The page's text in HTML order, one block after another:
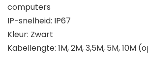
computers
IP-snelheid: IP67
Kleur: Zwart
Kabellengte: 1M, 2M, 3,5M, 5M, 10M